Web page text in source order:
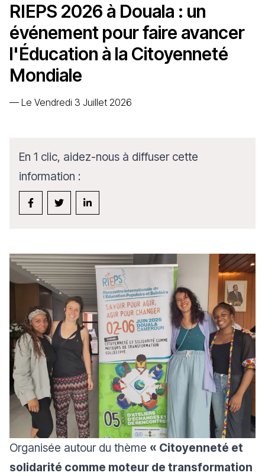
RIEPS 2026 à Douala : un
événement pour faire avancer
l'Éducation à la Citoyenneté
Mondiale
— Le Vendredi 3 Juillet 2026
En 1 clic, aidez-nous à diffuser cette
information :
Organisée autour du thème « Citoyenneté et
solidarité comme moteur de transformation